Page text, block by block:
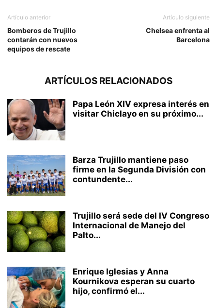
Artículo anterior
Bomberos de Trujillo
contarán con nuevos
equipos de rescate
Artículo siguiente
Chelsea enfrenta al
Barcelona
ARTÍCULOS RELACIONADOS
Papa León XIV expresa interés en
visitar Chiclayo en su próximo...
Barza Trujillo mantiene paso
firme en la Segunda División con
contundente...
Trujillo será sede del IV Congreso
Internacional de Manejo del
Palto...
Enrique Iglesias y Anna
Kournikova esperan su cuarto
hijo, confirmó el...